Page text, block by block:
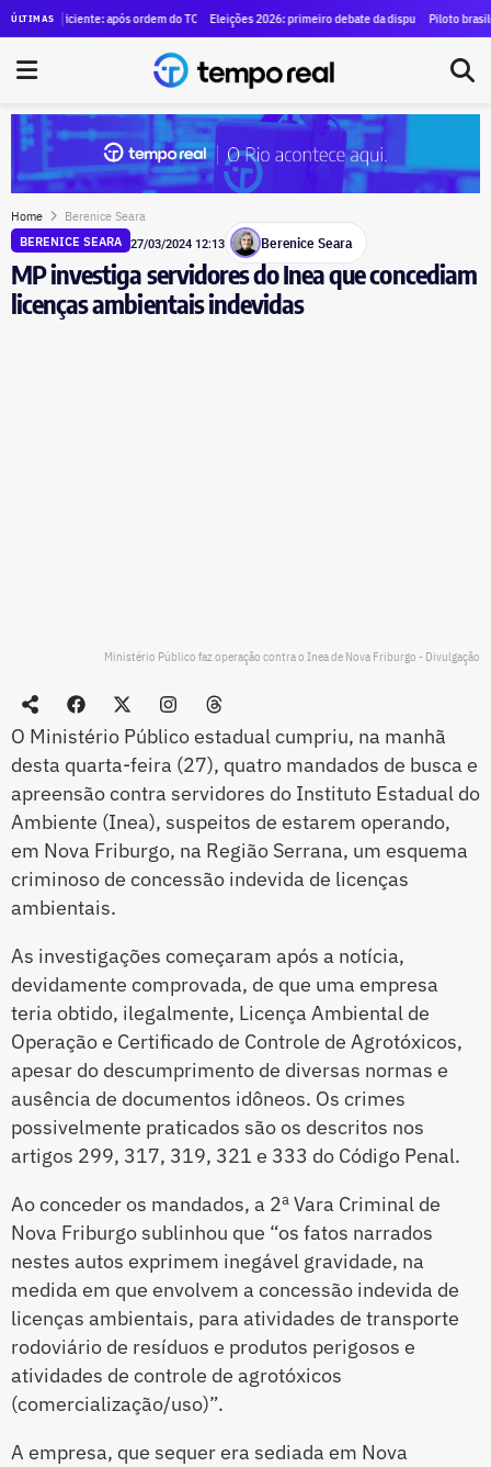
ÚLTIMASSUVs blindados para diretores por R$ 1,29 milhão
após ordem do TCE para anular contrato de mais de R$ 100 milhões, Duque de
Eleições 2026: primeiro debate da disputa pelo governo do
Piloto brasileiro e três
Home Berenice Seara
BERENICE SEARA 27/03/2024 12:13 Berenice Seara
MP investiga servidores do Inea que concediam
licenças ambientais indevidas
Ministério Público faz operação contra o Inea de Nova Friburgo - Divulgação
O Ministério Público estadual cumpriu, na manhã
desta quarta-feira (27), quatro mandados de busca e
apreensão contra servidores do Instituto Estadual do
Ambiente (Inea), suspeitos de estarem operando,
em Nova Friburgo, na Região Serrana, um esquema
criminoso de concessão indevida de licenças
ambientais.
As investigações começaram após a notícia,
devidamente comprovada, de que uma empresa
teria obtido, ilegalmente, Licença Ambiental de
Operação e Certificado de Controle de Agrotóxicos,
apesar do descumprimento de diversas normas e
ausência de documentos idôneos. Os crimes
possivelmente praticados são os descritos nos
artigos 299, 317, 319, 321 e 333 do Código Penal.
Ao conceder os mandados, a 2ª Vara Criminal de
Nova Friburgo sublinhou que “os fatos narrados
nestes autos exprimem inegável gravidade, na
medida em que envolvem a concessão indevida de
licenças ambientais, para atividades de transporte
rodoviário de resíduos e produtos perigosos e
atividades de controle de agrotóxicos
(comercialização/uso)”.
A empresa, que sequer era sediada em Nova